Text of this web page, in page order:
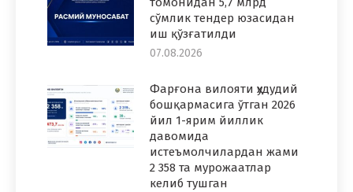
сўмлик тендер юзасидан
иш қўзғатилди
07.08.2026
Фарғона вилояти ҳудудий
бошқармасига ўтган 2026
йил 1-ярим йиллик
давомида
истеъмолчилардан жами
2 358 та мурожаатлар
келиб тушган